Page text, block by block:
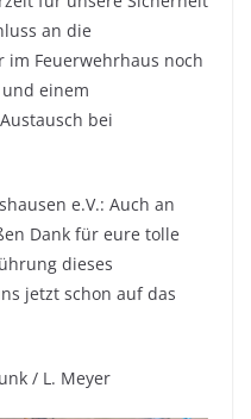
an die
Feuerwehrhaus noch
einem
bei
e.V.: Auch an
Dank für eure tolle
dieses
jetzt schon auf das
/ L. Meyer